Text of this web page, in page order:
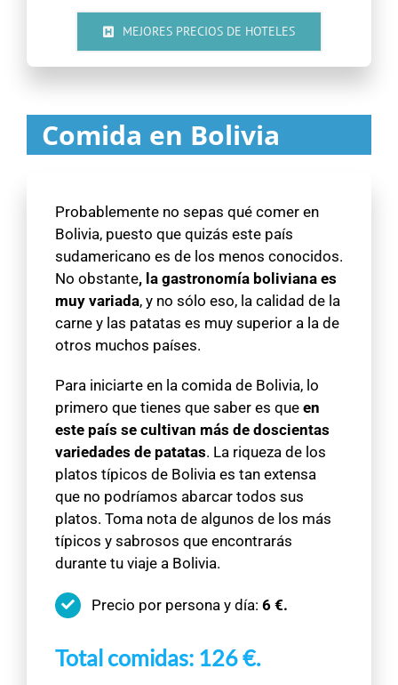
MEJORES PRECIOS DE HOTELES
Comida en Bolivia
Probablemente no sepas qué comer en
Bolivia, puesto que quizás este país
sudamericano es de los menos conocidos.
No obstante, la gastronomía boliviana es
muy variada, y no sólo eso, la calidad de la
carne y las patatas es muy superior a la de
otros muchos países.
Para iniciarte en la comida de Bolivia, lo
primero que tienes que saber es que en
este país se cultivan más de doscientas
variedades de patatas. La riqueza de los
platos típicos de Bolivia es tan extensa
que no podríamos abarcar todos sus
platos. Toma nota de algunos de los más
típicos y sabrosos que encontrarás
durante tu viaje a Bolivia.
Precio por persona y día: 6 €.
Total comidas: 126 €.